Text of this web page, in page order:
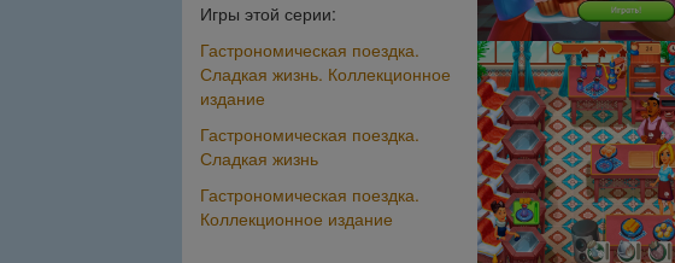
Игры этой серии:
Гастрономическая поездка.
Сладкая жизнь. Коллекционное
издание
Гастрономическая поездка.
Сладкая жизнь
Гастрономическая поездка.
Коллекционное издание